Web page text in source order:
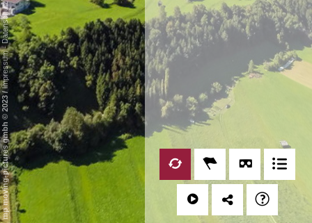
mp moving-pictures gmbh © 2023
/
Impressum
-
Datenschutz